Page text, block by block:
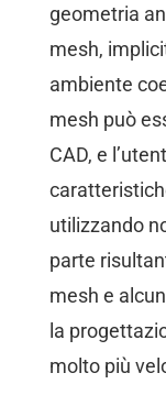
geometria
mesh,
ambiente
mesh può
CAD, e
utilizzando
parte
mesh e
la
molto più